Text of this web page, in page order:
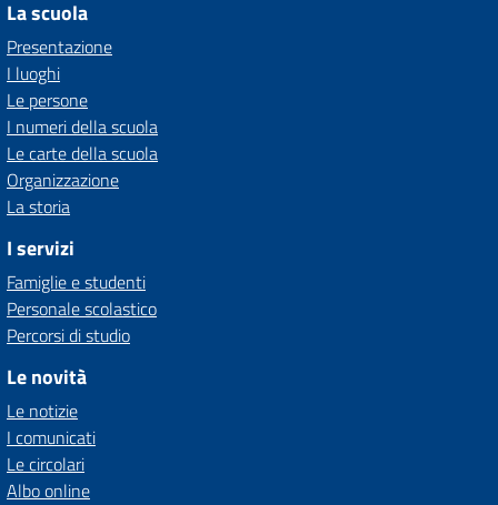
La scuola
Presentazione
I luoghi
Le persone
I numeri della scuola
Le carte della scuola
Organizzazione
La storia
I servizi
Famiglie e studenti
Personale scolastico
Percorsi di studio
Le novità
Le notizie
I comunicati
Le circolari
Albo online